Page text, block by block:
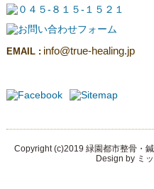
EMAIL : info@true-healing.jp
Copyright (c)2019 緑園都市整骨・
Design by ミ